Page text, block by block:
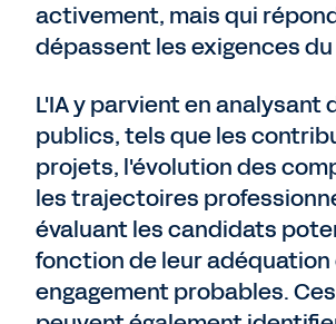
activement, mais qui
dépassent les exigences
L'IA y parvient en analysant
publics, tels que les
projets, l'évolution des
les trajectoires
évaluant les candidats
fonction de leur
engagement probables.